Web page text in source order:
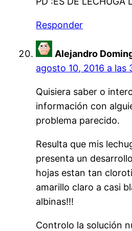
Responder
Alejandro
agosto 10, 2016 a las
Quisiera saber o
información con
problema parecido.
Resulta que mis
presenta un
hojas estan tan
amarillo claro a casi
albinas!!!
Controlo la solución